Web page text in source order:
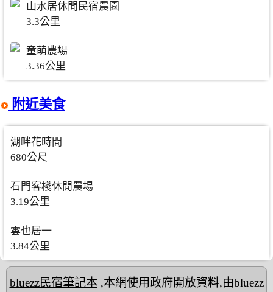
山水居休閒民宿農園
3.3公里
童萌農場
3.36公里
附近美食
湖畔花時間
680公尺
石門客棧休閒農場
3.19公里
雲也居一
3.84公里
bluezz民宿筆記本,本網使用政府開放資料,由bluezz